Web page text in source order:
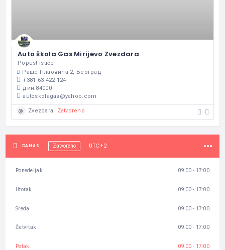
Auto škola Gas Mirijevo Zvezdara
Popust ističe
Раше Плаовића 2, Београд
+381 63 422 124
дин.84000
autoskolagas@yahoo.com
Zvezdara Zatvoreno
DANAS Zatvoreno UTC+2
Ponedeljak 09:00 - 17:00
Utorak 09:00 - 17:00
Sreda 09:00 - 17:00
Četvrtak 09:00 - 17:00
Petak 09:00 - 17:00